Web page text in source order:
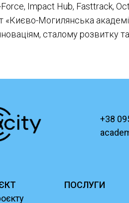
Force, Impact Hub, Fasttrack,
«Києво-Могилянська
сталому розвитку
+38
ПОСЛУГИ